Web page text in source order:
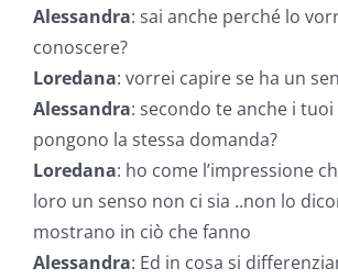
Alessandra: sai anche perché lo
conoscere?
Loredana: vorrei capire se ha un
Alessandra: secondo te anche i
pongono la stessa domanda?
Loredana: ho come l’impressione
loro un senso non ci sia ..non lo
mostrano in ciò che fanno
Alessandra: Ed in cosa si